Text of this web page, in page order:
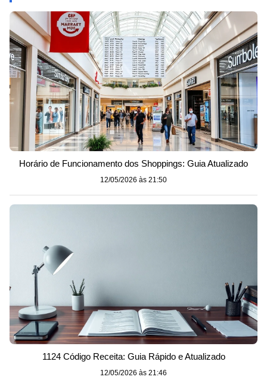
Horário de Funcionamento dos Shoppings: Guia Atualizado
12/05/2026 às 21:50
1124 Código Receita: Guia Rápido e Atualizado
12/05/2026 às 21:46